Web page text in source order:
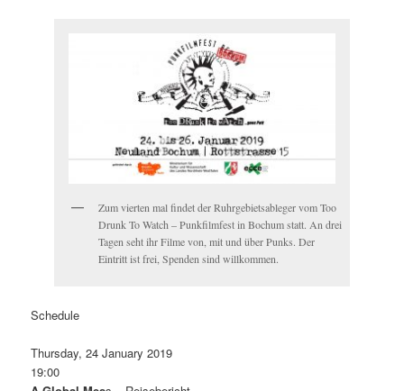
Zum vierten mal findet der Ruhrgebietsableger vom Too
Drunk To Watch – Punkfilmfest in Bochum statt. An drei
Tagen seht ihr Filme von, mit und über Punks. Der
Eintritt ist frei, Spenden sind willkommen.
Schedule
Thursday, 24 January 2019
19:00